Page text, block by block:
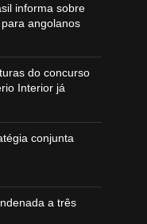
informa sobre
angolanos
do concurso
Interior já
conjunta
a três